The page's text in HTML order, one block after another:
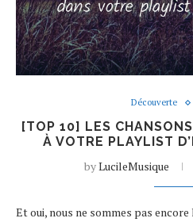
Découverte
[TOP 10] LES
À VOTRE PLAYLIST
byLucileMusique
Et oui, nous ne sommes pas